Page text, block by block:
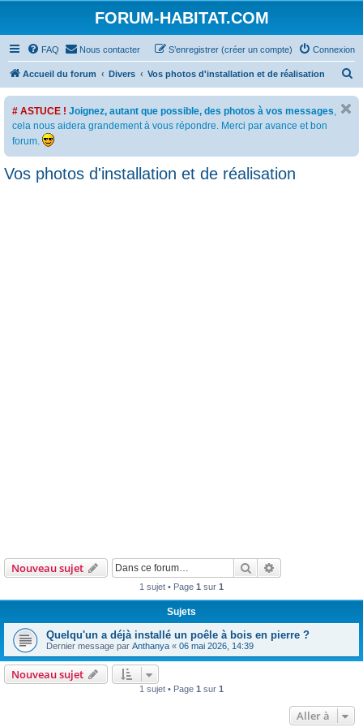
FORUM-HABITAT.COM
FAQ Nous contacter Connexion
S’enregistrer (créer un compte)
Accueil du forum Divers Vos photos d'installation et de réalisation
e
# ASTUCE ! Joignez, autant que possible, des photos à vos messages,
cela nous aidera grandement à vous répondre. Merci par avance et bon
forum.
Vos photos d'installation et de réalisation
Nouveau sujet Rechercher
1 sujet • Page 1 sur 1
Sujets
Quelqu'un a déjà installé un poêle à bois en pierre ?
Dernier message par Anthanya « 06 mai 2026, 14:39
Nouveau sujet
1 sujet • Page 1 sur 1
Aller à